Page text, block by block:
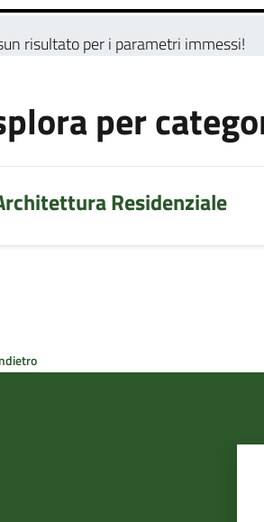
risultato per i parametri immessi!
per
Residenziale